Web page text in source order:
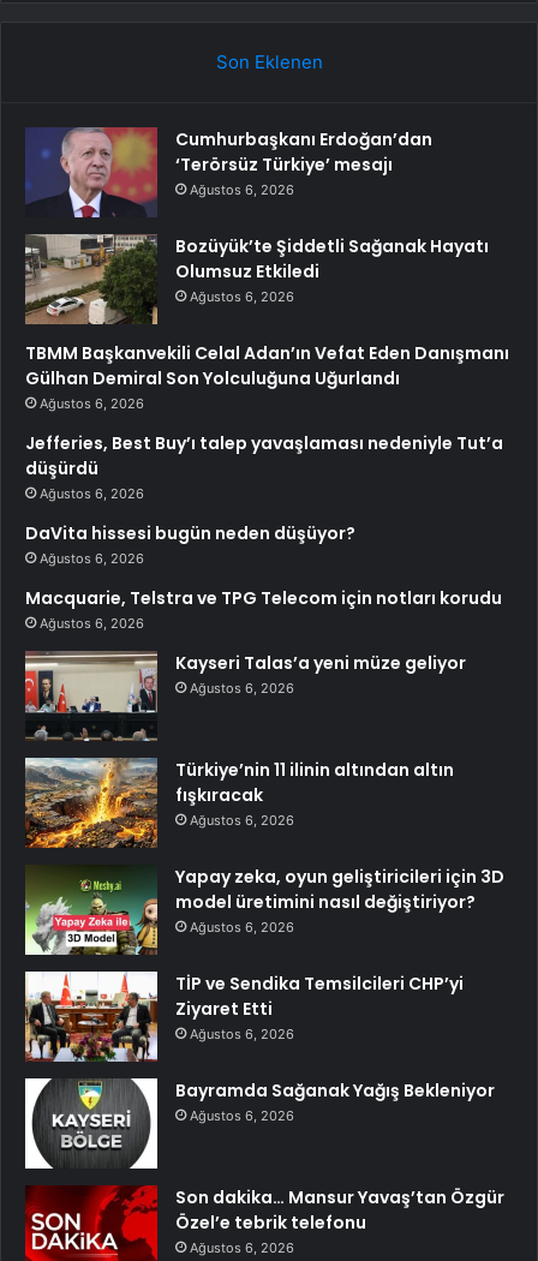
Son Eklenen
Cumhurbaşkanı Erdoğan’dan
‘Terörsüz Türkiye’ mesajı
Ağustos 6, 2026
Bozüyük’te Şiddetli Sağanak Hayatı
Olumsuz Etkiledi
Ağustos 6, 2026
TBMM Başkanvekili Celal Adan’ın Vefat Eden Danışmanı
Gülhan Demiral Son Yolculuğuna Uğurlandı
Ağustos 6, 2026
Jefferies, Best Buy’ı talep yavaşlaması nedeniyle Tut’a
düşürdü
Ağustos 6, 2026
DaVita hissesi bugün neden düşüyor?
Ağustos 6, 2026
Macquarie, Telstra ve TPG Telecom için notları korudu
Ağustos 6, 2026
Kayseri Talas’a yeni müze geliyor
Ağustos 6, 2026
Türkiye’nin 11 ilinin altından altın
fışkıracak
Ağustos 6, 2026
Yapay zeka, oyun geliştiricileri için 3D
model üretimini nasıl değiştiriyor?
Ağustos 6, 2026
TİP ve Sendika Temsilcileri CHP’yi
Ziyaret Etti
Ağustos 6, 2026
Bayramda Sağanak Yağış Bekleniyor
Ağustos 6, 2026
Son dakika… Mansur Yavaş’tan Özgür
Özel’e tebrik telefonu
Ağustos 6, 2026